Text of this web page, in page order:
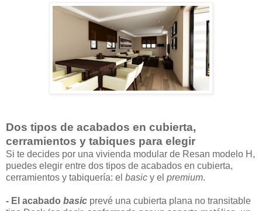
Dos tipos de acabados en cubierta,
cerramientos y tabiques para elegir
Si te decides por una vivienda modular de Resan modelo H,
puedes elegir entre dos tipos de acabados en cubierta,
cerramientos y tabiquería: el basic y el premium.
- El acabado basic prevé una cubierta plana no transitable